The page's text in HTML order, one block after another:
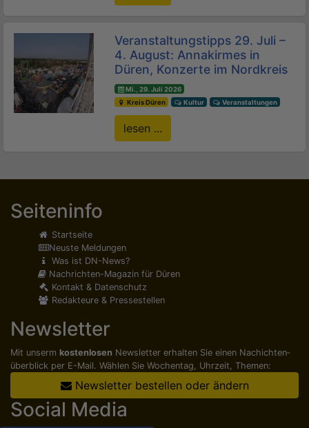
Veranstaltungstipps 29. Juli –
4. August: Annakirmes in
Düren, Konzerte im Nordkreis
Mi., 29. Juli 2026
Kreis Düren
Kultur Veranstaltungen
lesen ...
Seiteninfo
Startseite
Neuste Meldungen
Was ist DN-News?
Nachrichten-Magazin für Düren
Kontakt & Datenschutz
Redakteure & Pressestellen
Newsletter
Mit unserm kostenlosen Newsletter erhalten Sie einen Nachichten­
überblick per E-Mail. Wählen Sie Wochentag, Uhrzeit, Themen:
Newsletter bestellen oder ändern
Social Media